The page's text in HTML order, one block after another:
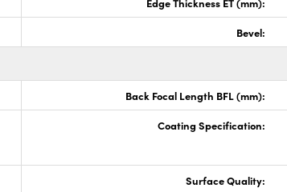
Bevel:
Back Focal Length BFL (mm):
Coating Specification:
Surface Quality: